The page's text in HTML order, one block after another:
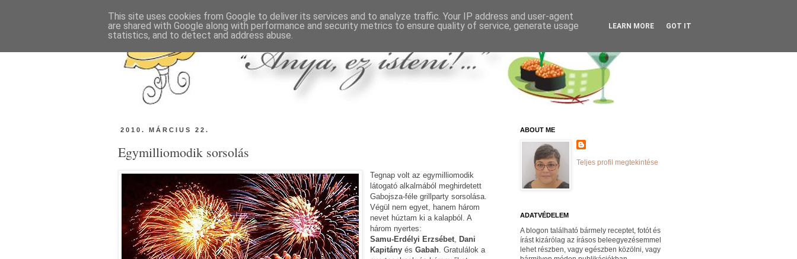
2010. MÁRCIUS 22.
Egymilliomodik sorsolás
Tegnap volt az egymilliomodik
látogató alkalmából meghirdetett
Gabojsza-féle grillparty sorsolása.
Végül nem egyet, hanem három
nevet húztam ki a kalapból. A
három nyertes:
Samu-Erdélyi Erzsébet ,Dani
KapitányésGabah . Gratulálok a
ABOUT ME
Teljes profil megtekintése
ADATVÉDELEM
A blogon található bármely receptet, fotót és
írást kizárólag az írásos beleegyezésemmel
lehet részben, vagy egészben közölni, vagy
This site uses cookies from Google to deliver its services and to analyze traffic. Your IP address and user-agent
are shared with Google along with performance and security metrics to ensure quality of service, generate usage
statistics, and to detect and address abuse.
LEARN MORE GOT IT